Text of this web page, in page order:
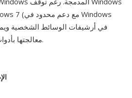
معالجتها بأدوات فيديو من جهات خارجية.